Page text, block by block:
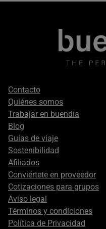
Footer
secondary
Contacto
Quiénes somos
Trabajar en buendía
Blog
Guías de viaje
Sostenibilidad
Afiliados
Conviértete en proveedor
Cotizaciones para grupos
Aviso legal
Términos y condiciones
Política de Privacidad